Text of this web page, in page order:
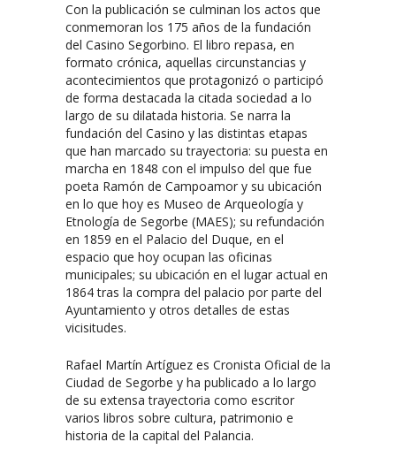
Con la publicación se culminan los actos que
conmemoran los 175 años de la fundación
del Casino Segorbino. El libro repasa, en
formato crónica, aquellas circunstancias y
acontecimientos que protagonizó o participó
de forma destacada la citada sociedad a lo
largo de su dilatada historia. Se narra la
fundación del Casino y las distintas etapas
que han marcado su trayectoria: su puesta en
marcha en 1848 con el impulso del que fue
poeta Ramón de Campoamor y su ubicación
en lo que hoy es Museo de Arqueología y
Etnología de Segorbe (MAES); su refundación
en 1859 en el Palacio del Duque, en el
espacio que hoy ocupan las oficinas
municipales; su ubicación en el lugar actual en
1864 tras la compra del palacio por parte del
Ayuntamiento y otros detalles de estas
vicisitudes.
Rafael Martín Artíguez es Cronista Oficial de la
Ciudad de Segorbe y ha publicado a lo largo
de su extensa trayectoria como escritor
varios libros sobre cultura, patrimonio e
historia de la capital del Palancia.